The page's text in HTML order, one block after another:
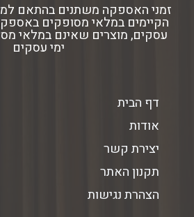
זמני האספקה משתנים בהתאם
ימי עסקים
דף הבית
אודות
יצירת קשר
תקנון האתר
הצהרת נגישות